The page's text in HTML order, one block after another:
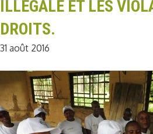
ILLÉGALE ET LES
DROITS.
31 août 2016